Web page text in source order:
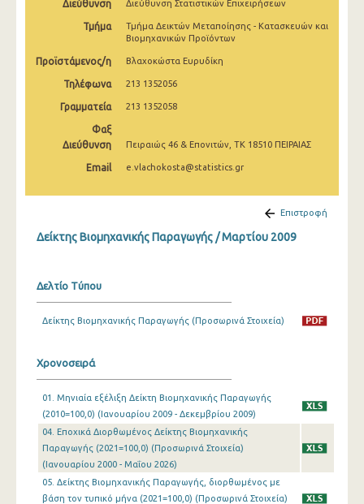
Ιουλίου 2025
Ιουνίου 2025
Μαΐου 2025
Μαρτίου 2025
Φεβρουαρίου 2025
Νοεμβρίου 2024
Αυγούστου 2024
Ιουλίου 2024
Μαΐου 2024
Απριλίου 2024
Μαρτίου 2024
Διεύθυνση Διεύθυνση Στατιστικών Επιχειρήσεων
Τμήμα
Τμήμα Δεικτών Μεταποίησης - Κατασκευών και
Βιομηχανικών Προϊόντων
Προϊστάμενος/η Βλαχοκώστα Ευρυδίκη
Τηλέφωνα 213 1352056
Γραμματεία 213 1352058
Φαξ
Διεύθυνση
Πειραιώς 46 & Επονιτών, ΤΚ 18510 ΠΕΙΡΑΙΑΣ
Email e.vlachokosta@statistics.gr
Επιστροφή
Δείκτης Βιομηχανικής Παραγωγής / Μαρτίου 2009
Δελτίο Τύπου
Δείκτης Βιομηχανικής Παραγωγής (Προσωρινά Στοιχεία)
Χρονοσειρά
01. Μηνιαία εξέλιξη Δείκτη Βιομηχανικής Παραγωγής
(2010=100,0) (Ιανουαρίου 2009 - Δεκεμβρίου 2009)
04. Εποχικά Διορθωμένος Δείκτης Βιομηχανικής
Παραγωγής (2021=100,0) (Προσωρινά Στοιχεία)
(Ιανουαρίου 2000 - Μαΐου 2026)
05. Δείκτης Βιομηχανικής Παραγωγής, διορθωμένος με
βάση τον τυπικό μήνα (2021=100,0) (Προσωρινά Στοιχεία)